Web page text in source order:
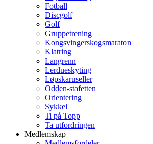
Fotball
Discgolf
Golf
Gruppetrening
Kongsvingerskogsmaraton
Klatring
Langrenn
Lerdueskyting
Løpskaruseller
Odden-stafetten
Orientering
Sykkel
Ti på Topp
Ta utfordringen
Medlemskap